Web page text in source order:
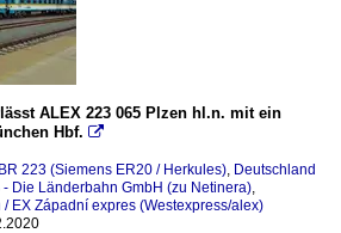
ALEX 223 065 Plzen hl.n. mit ein
Hbf. 
223 (Siemens ER20 / Herkules), Deutschland
Die Länderbahn GmbH (zu Netinera),
EX Západní expres (Westexpress/alex)